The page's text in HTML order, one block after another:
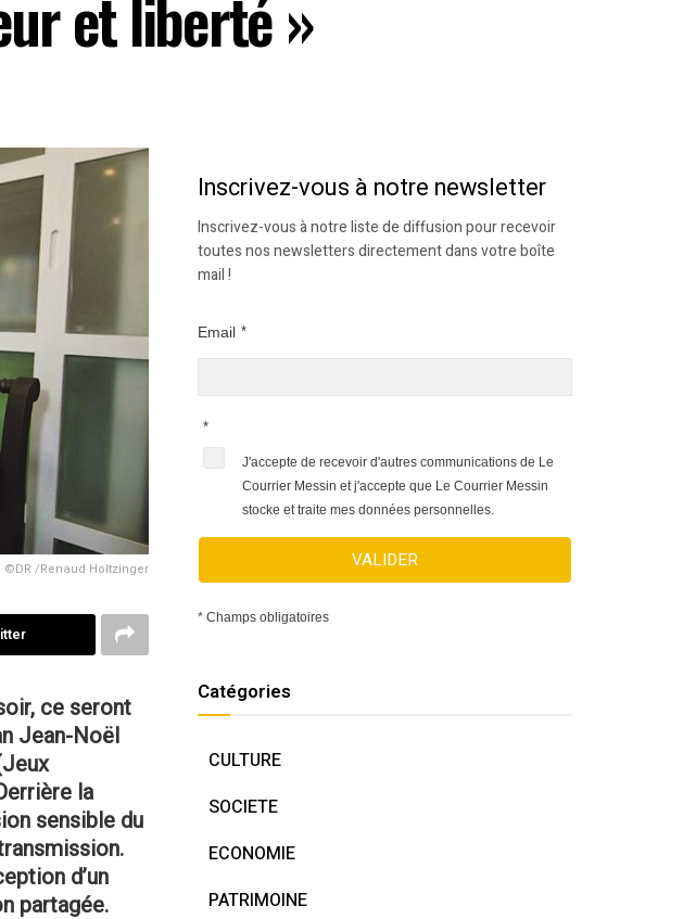
et liberté »
/Renaud Holtzinger
ce seront
Jean-Noël
la
sensible du
d’un
partagée.
Inscrivez-vous à notre newsletter
Inscrivez-vous à notre liste de diffusion pour recevoir
toutes nos newsletters directement dans votre boîte
mail !
Email *
*
J'accepte de recevoir d'autres communications de Le
Courrier Messin et j'accepte que Le Courrier Messin
stocke et traite mes données personnelles.
VALIDER
* Champs obligatoires
Catégories
CULTURE
SOCIETE
ECONOMIE
PATRIMOINE